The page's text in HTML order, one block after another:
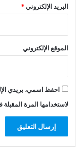
البريد الإلكتروني*
الموقع الإلكتروني
احفظ اسمي، بريدي
لاستخدامها المرة